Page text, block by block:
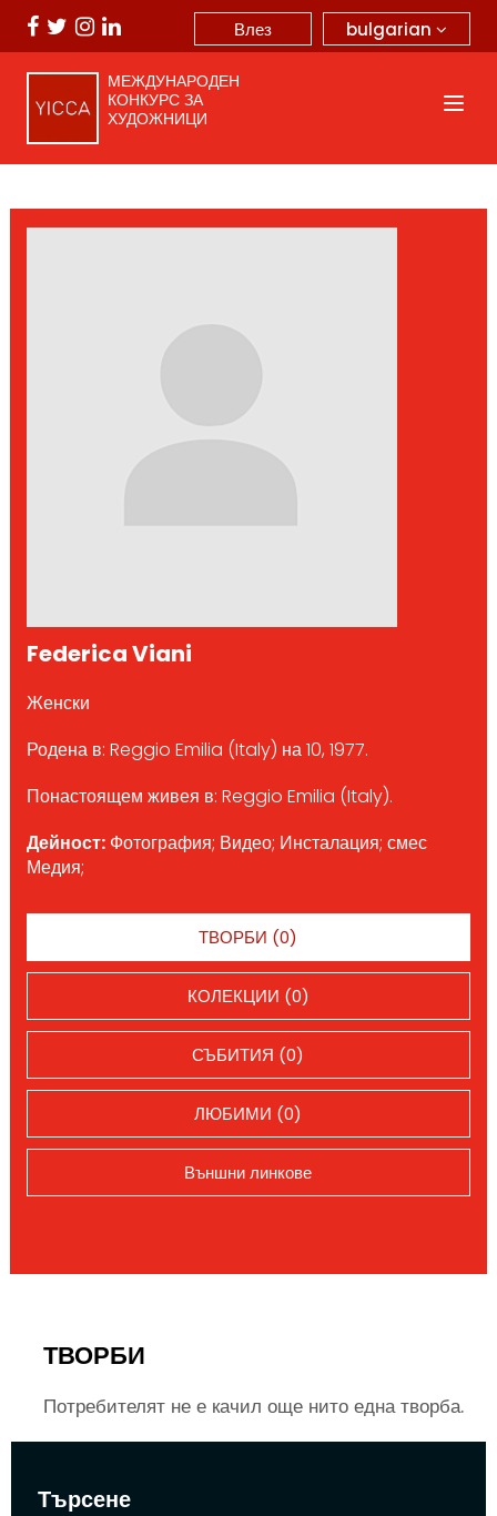
bulgarian
Влез
МЕЖДУНАРОДЕН
КОНКУРС ЗА
ХУДОЖНИЦИ
Търсене
Federica Viani
Женски
Родена в: Reggio Emilia (Italy) на 10, 1977.
Понастоящем живея в: Reggio Emilia (Italy).
Дейност:Фотография; Видео; Инсталация; смес
Медия;
ТВОРБИ (0)
КОЛЕКЦИИ (0)
СЪБИТИЯ (0)
ЛЮБИМИ (0)
Външни линкове
ТВОРБИ
Потребителят не е качил още нито една творба.